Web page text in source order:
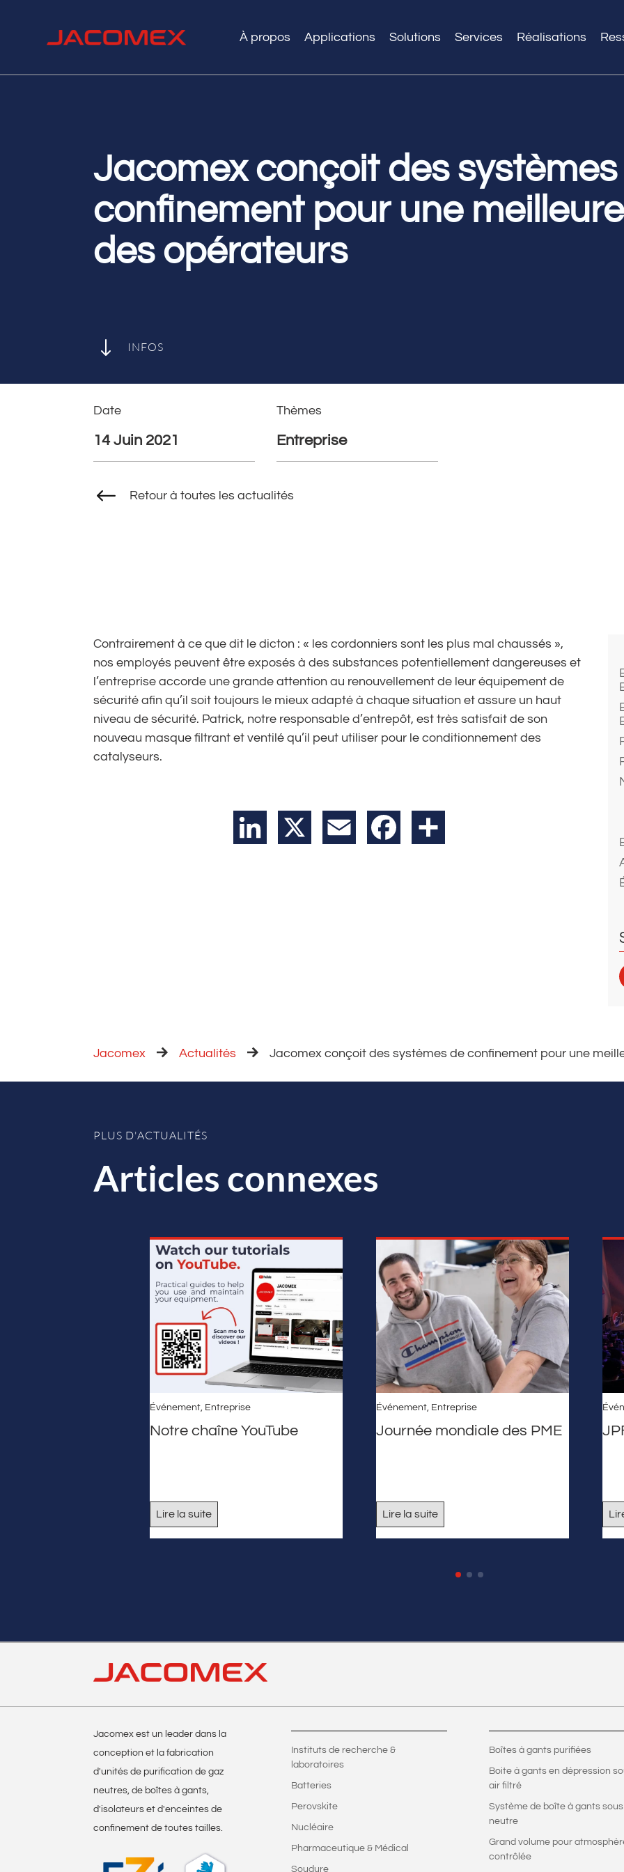
À propos Applications Solutions Services Réalisations
Jacomex conçoit des
confinement pour une
des opérateurs
" INFOS
Date
14 Juin 2021
Thèmes
Entreprise
# Retour à toutes les actualités
Contrairement à ce que dit le dicton : « les cordonniers sont les plus mal chaussés »,
nos employés peuvent être exposés à des substances potentiellement dangereuses et
l’entreprise accorde une grande attention au renouvellement de leur équipement de
sécurité afin qu’il soit toujours le mieux adapté à chaque situation et assure un haut
niveau de sécurité. Patrick, notre responsable d’entrepôt, est très satisfait de son
nouveau masque filtrant et ventilé qu’il peut utiliser pour le conditionnement des
catalyseurs.
LinkedIn Email Facebook
Jacomex Actualités Jacomex conçoit des systèmes de confinement pour une
PLUS D'ACTUALITÉS
Articles connexes
Événement, Entreprise
Notre chaîne YouTube
Lire la suite
Événement, Entreprise
Journée mondiale des PME
Lire la suite
Jacomex est un leader dans la
conception et la fabrication
d'unités de purification de gaz
neutres, de boîtes à gants,
d'isolateurs et d'enceintes de
confinement de toutes tailles.
Instituts de recherche &
laboratoires
Batteries
Perovskite
Nucléaire
Pharmaceutique & Médical
Soudure
Boîtes à gants purifiées
Boite à gants en dépression
air filtré
Système de boîte à gants sous
neutre
Grand volume pour
contrôlée